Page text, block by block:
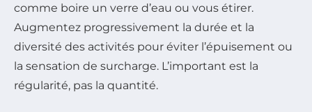
comme boire un verre d’eau ou vous étirer.
Augmentez progressivement la durée et la
diversité des activités pour éviter l’épuisement ou
la sensation de surcharge. L’important est la
régularité, pas la quantité.